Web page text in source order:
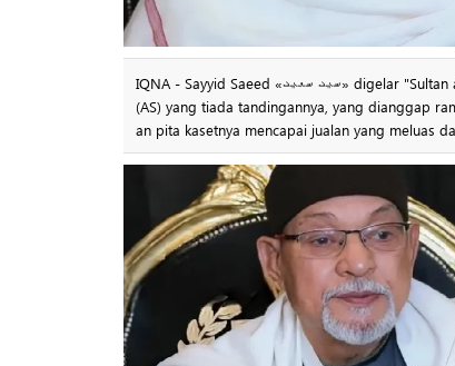
IQNA - Sayyid Saeed «سید سعید» digelar "Sultan al-Qura" «سلطان القراء مصر» (Raja Pembaca Mesir) kerana membawakan Surah Yusuf
(AS) yang tiada tandingannya, yang dianggap
an pita kasetnya mencapai jualan yang meluas